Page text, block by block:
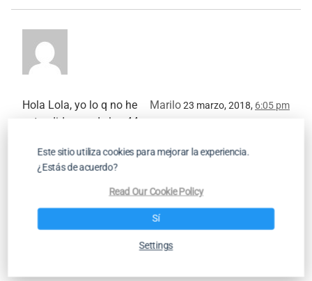
Marilo23 marzo, 2018, 6:05 pm
Hola Lola, yo lo q no he
entendido eso de los 44,
ejemplo. Gracias
Este sitio utiliza cookies para mejorar la experiencia.
¿Estás de acuerdo?
Read Our Cookie Policy
Sí
Settings